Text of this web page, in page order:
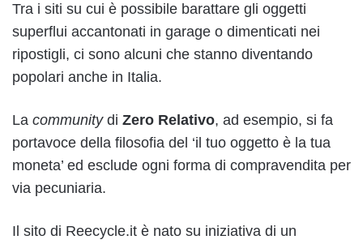
Tra i siti su cui è possibile barattare gli oggetti
superflui accantonati in garage o dimenticati nei
ripostigli, ci sono alcuni che stanno diventando
popolari anche in Italia.
La communitydi Zero Relativo, ad esempio, si fa
portavoce della filosofia del ‘il tuo oggetto è la tua
moneta’ ed esclude ogni forma di compravendita per
via pecuniaria.
Il sito di Reecycle.it è nato su iniziativa di un